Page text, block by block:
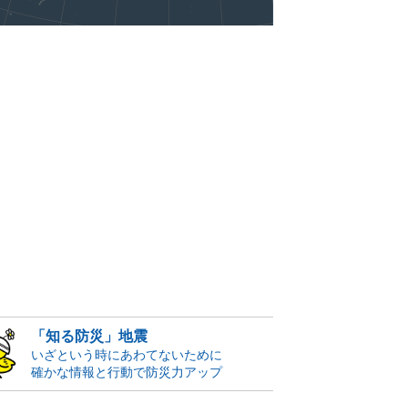
「知る防災」地震
いざという時にあわてないために
確かな情報と行動で防災力アップ